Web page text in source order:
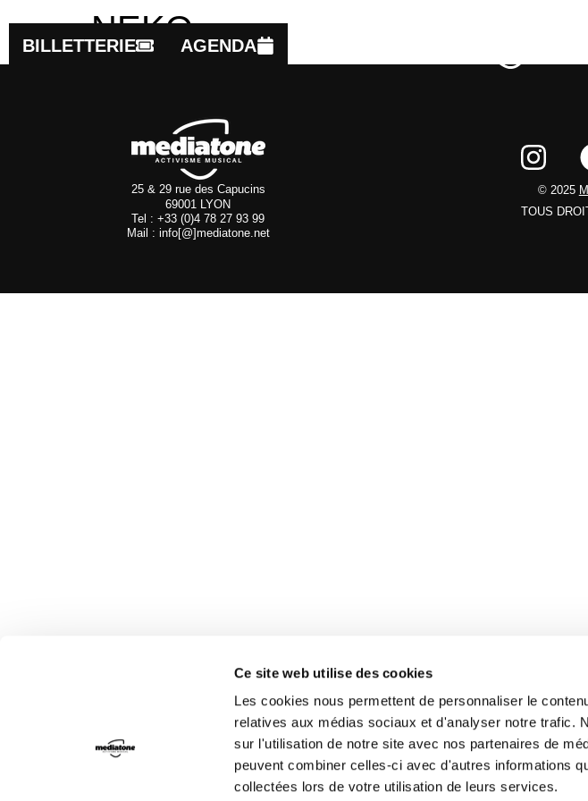
Ce site web utilise des cookies
Les cookies nous permettent de personnaliser le
relatives aux médias sociaux et d'analyser notre trafic.
sur l'utilisation de notre site avec nos partenaires de
peuvent combiner celles-ci avec d'autres informations
collectées lors de votre utilisation de leurs services.
BILLETTERIE AGENDA
NEKO
25 & 29 rue des Capucins
69001 LYON
Tel : +33 (0)4 78 27 93 99
Mail : info[@]mediatone.net
© 2025
TOUS